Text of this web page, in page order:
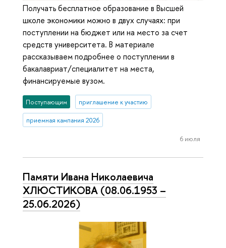
Получать бесплатное образование в Высшей
школе экономики можно в двух случаях: при
поступлении на бюджет или на место за счет
средств университета. В материале
рассказываем подробнее о поступлении в
бакалавриат/специалитет на места,
финансируемые вузом.
Поступающим приглашение к участию
приемная кампания 2026
6 июля
Памяти Ивана Николаевича
ХЛЮСТИКОВА (08.06.1953 –
25.06.2026)